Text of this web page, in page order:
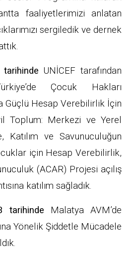
faaliyetlerimizi anlatan
sergiledik ve dernek
UNİCEF tarafından
Çocuk Hakları
Güçlü Hesap Verebilirlik İçin
Toplum: Merkezi ve Yerel
Katılım ve Savunuculuğun
için Hesap Verebilirlik,
(ACAR) Projesi açılış
katılım sağladık.
tarihinde Malatya AVM’de
Yönelik Şiddetle Mücadele